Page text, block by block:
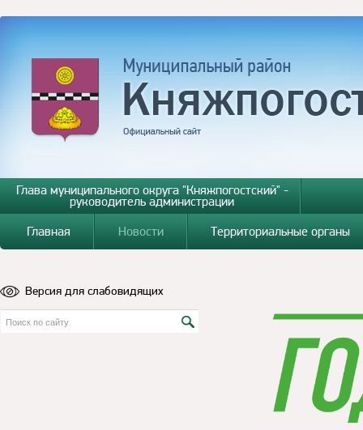
Глава муниципального округа "Княжпогостский" -
руководитель администрации
Главная
Новости Территориальные органы
Версия для слабовидящих